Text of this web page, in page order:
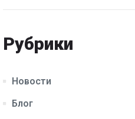
Рубрики
Новости
Блог